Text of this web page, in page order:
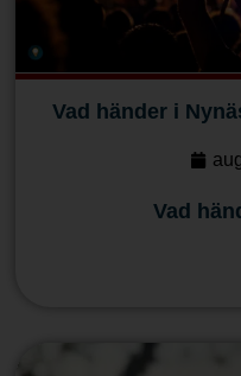
Vad händer i
Vad